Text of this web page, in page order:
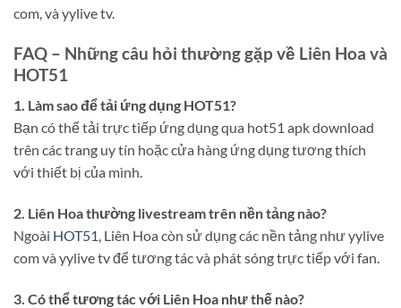
com, và yylive tv.
FAQ – Những câu hỏi thường gặp về Liên Hoa và
HOT51
1. Làm sao để tải ứng dụng HOT51?
Bạn có thể tải trực tiếp ứng dụng qua hot51 apk download
trên các trang uy tín hoặc cửa hàng ứng dụng tương thích
với thiết bị của mình.
2. Liên Hoa thường livestream trên nền tảng nào?
Ngoài HOT51, Liên Hoa còn sử dụng các nền tảng như yylive
com và yylive tv để tương tác và phát sóng trực tiếp với fan.
3. Có thể tương tác với Liên Hoa như thế nào?